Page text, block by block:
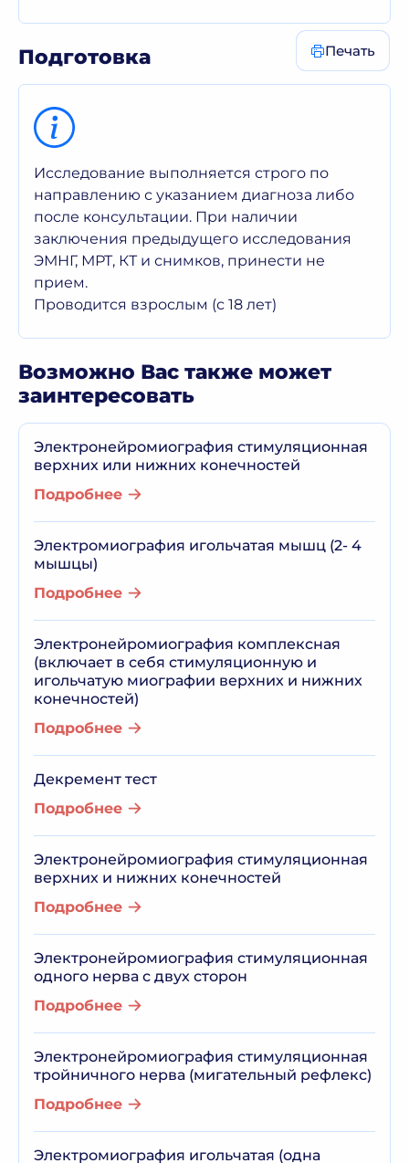
Подготовка Печать
Исследование выполняется строго по
направлению с указанием диагноза либо
после консультации. При наличии
заключения предыдущего исследования
ЭМНГ, МРТ, КТ и снимков, принести не
прием.
Проводится взрослым (с 18 лет)
Возможно Вас также может
заинтересовать
Электронейромиография стимуляционная
верхних или нижних конечностей
Подробнее
Электромиография игольчатая мышц (2- 4
мышцы)
Подробнее
Электронейромиография комплексная
(включает в себя стимуляционную и
игольчатую миографии верхних и нижних
конечностей)
Подробнее
Декремент тест
Подробнее
Электронейромиография стимуляционная
верхних и нижних конечностей
Подробнее
Электронейромиография стимуляционная
одного нерва с двух сторон
Подробнее
Электронейромиография стимуляционная
тройничного нерва (мигательный рефлекс)
Подробнее
Электромиография игольчатая (одна